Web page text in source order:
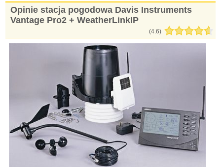
Opinie stacja pogodowa Davis Instruments
Vantage Pro2 + WeatherLinkIP
(4.6)